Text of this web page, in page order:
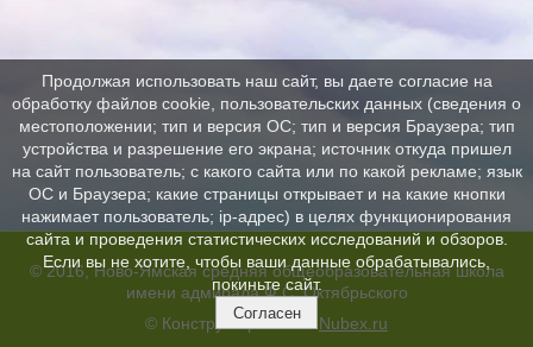
© 2016, Ново-Ямская средняя общеобразовательная школа
имени адмирала Ф.С. Октябрьского
© Конструктор сайтовNubex.ru
Продолжая использовать наш сайт, вы даете согласие на
обработку файлов cookie, пользовательских данных (сведения о
местоположении; тип и версия ОС; тип и версия Браузера; тип
устройства и разрешение его экрана; источник откуда пришел
на сайт пользователь; с какого сайта или по какой рекламе; язык
ОС и Браузера; какие страницы открывает и на какие кнопки
нажимает пользователь; ip-адрес) в целях функционирования
сайта и проведения статистических исследований и обзоров.
Если вы не хотите, чтобы ваши данные обрабатывались,
покиньте сайт.
Согласен